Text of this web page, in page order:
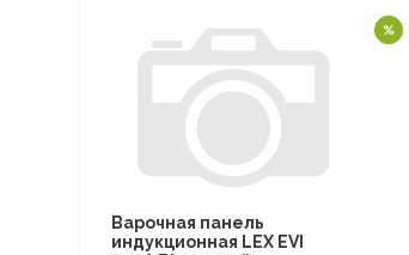
Варочная панель
индукционная LEX EVI